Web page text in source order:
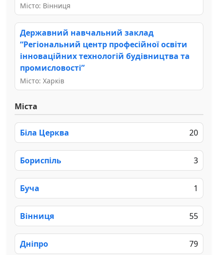
Місто: Вінниця
Державний навчальний заклад
“Регіональний центр професійної освіти
інноваційних технологій будівництва та
промисловості”
Місто: Харків
Міста
Біла Церква 20
Бориспіль 3
Буча 1
Вінниця 55
Дніпро 79